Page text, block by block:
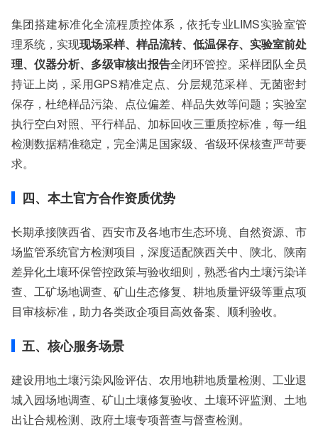
集团搭建标准化全流程质控体系，依托专业LIMS实验室管
理系统，实现现场采样、样品流转、低温保存、实验室前处
理、仪器分析、多级审核出报告全闭环管控。采样团队全员
持证上岗，采用GPS精准定点、分层规范采样、无菌密封
保存，杜绝样品污染、点位偏差、样品失效等问题；实验室
执行空白对照、平行样品、加标回收三重质控标准，每一组
检测数据精准稳定，完全满足国家级、省级环保核查严苛要
求。
四、本土官方合作资质优势
长期承接陕西省、西安市及各地市生态环境、自然资源、市
场监管系统官方检测项目，深度适配陕西关中、陕北、陕南
差异化土壤环保管控政策与验收细则，熟悉省内土壤污染详
查、工矿场地调查、矿山生态修复、耕地质量评级等重点项
目审核标准，助力各类政企项目高效备案、顺利验收。
五、核心服务场景
建设用地土壤污染风险评估、农用地耕地质量检测、工业退
城入园场地调查、矿山土壤修复验收、土壤环评监测、土地
出让合规检测、政府土壤专项普查与督查检测。